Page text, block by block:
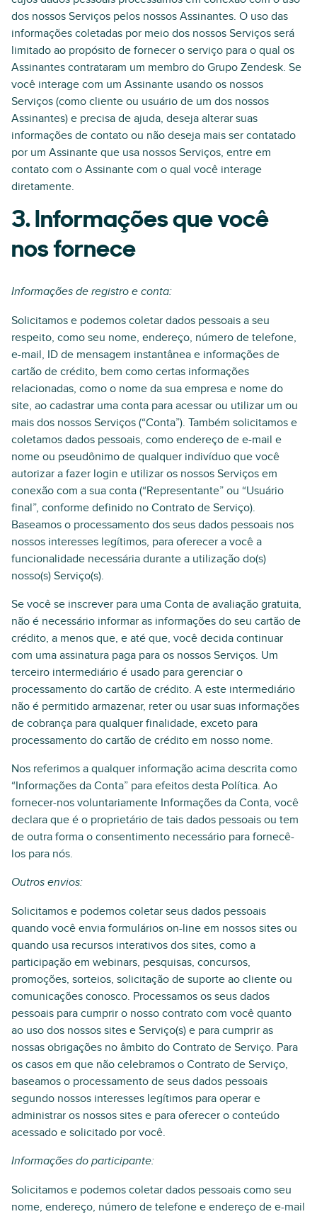
dos nossos Serviços pelos nossos Assinantes. O uso das
informações coletadas por meio dos nossos Serviços será
limitado ao propósito de fornecer o serviço para o qual os
Assinantes contrataram um membro do Grupo Zendesk. Se
você interage com um Assinante usando os nossos
Serviços (como cliente ou usuário de um dos nossos
Assinantes) e precisa de ajuda, deseja alterar suas
informações de contato ou não deseja mais ser contatado
por um Assinante que usa nossos Serviços, entre em
contato com o Assinante com o qual você interage
diretamente.
3. Informações que você
nos fornece
Informações de registro e conta:
Solicitamos e podemos coletar dados pessoais a seu
respeito, como seu nome, endereço, número de telefone,
e-mail, ID de mensagem instantânea e informações de
cartão de crédito, bem como certas informações
relacionadas, como o nome da sua empresa e nome do
site, ao cadastrar uma conta para acessar ou utilizar um ou
mais dos nossos Serviços (“Conta”). Também solicitamos e
coletamos dados pessoais, como endereço de e-mail e
nome ou pseudônimo de qualquer indivíduo que você
autorizar a fazer login e utilizar os nossos Serviços em
conexão com a sua conta (“Representante” ou “Usuário
final”, conforme definido no Contrato de Serviço).
Baseamos o processamento dos seus dados pessoais nos
nossos interesses legítimos, para oferecer a você a
funcionalidade necessária durante a utilização do(s)
nosso(s) Serviço(s).
Se você se inscrever para uma Conta de avaliação gratuita,
não é necessário informar as informações do seu cartão de
crédito, a menos que, e até que, você decida continuar
com uma assinatura paga para os nossos Serviços. Um
terceiro intermediário é usado para gerenciar o
processamento do cartão de crédito. A este intermediário
não é permitido armazenar, reter ou usar suas informações
de cobrança para qualquer finalidade, exceto para
processamento do cartão de crédito em nosso nome.
Nos referimos a qualquer informação acima descrita como
“Informações da Conta” para efeitos desta Política. Ao
fornecer-nos voluntariamente Informações da Conta, você
declara que é o proprietário de tais dados pessoais ou tem
de outra forma o consentimento necessário para fornecê-
los para nós.
Outros envios:
Solicitamos e podemos coletar seus dados pessoais
quando você envia formulários on-line em nossos sites ou
quando usa recursos interativos dos sites, como a
participação em webinars, pesquisas, concursos,
promoções, sorteios, solicitação de suporte ao cliente ou
comunicações conosco. Processamos os seus dados
pessoais para cumprir o nosso contrato com você quanto
ao uso dos nossos sites e Serviço(s) e para cumprir as
nossas obrigações no âmbito do Contrato de Serviço. Para
os casos em que não celebramos o Contrato de Serviço,
baseamos o processamento de seus dados pessoais
segundo nossos interesses legítimos para operar e
administrar os nossos sites e para oferecer o conteúdo
acessado e solicitado por você.
Informações do participante:
Solicitamos e podemos coletar dados pessoais como seu
nome, endereço, número de telefone e endereço de e-mail